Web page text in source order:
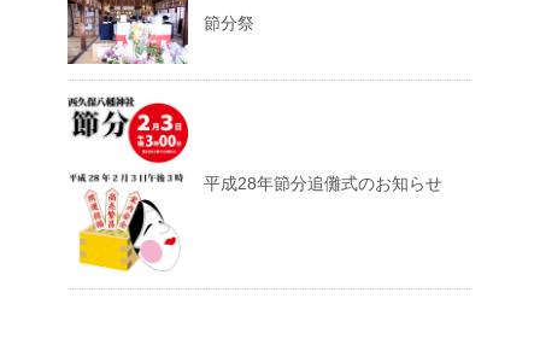
節分祭
平成28年節分追儺式のお知らせ